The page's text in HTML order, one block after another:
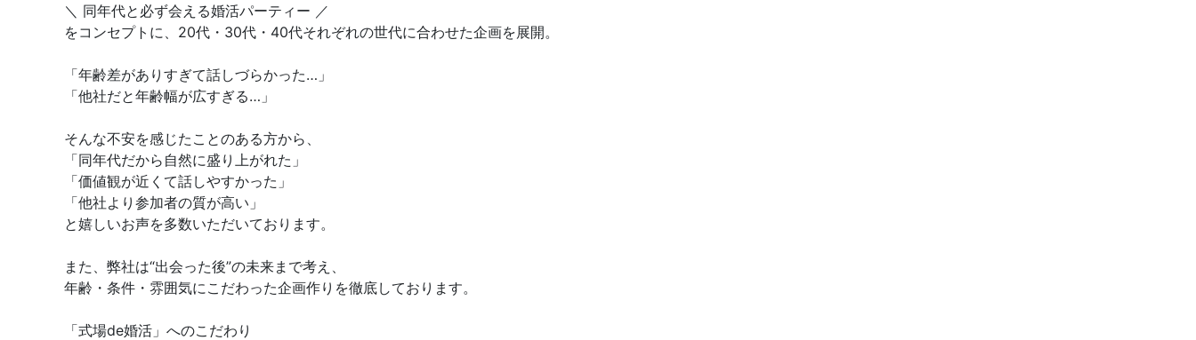
＼ 同年代と必ず会える婚活パーティー ／
をコンセプトに、20代・30代・40代それぞれの世代に合わせた企画を展開。
「年齢差がありすぎて話しづらかった…」
「他社だと年齢幅が広すぎる…」
そんな不安を感じたことのある方から、
「同年代だから自然に盛り上がれた」
「価値観が近くて話しやすかった」
「他社より参加者の質が高い」
と嬉しいお声を多数いただいております。
また、弊社は“出会った後”の未来まで考え、
年齢・条件・雰囲気にこだわった企画作りを徹底しております。
「式場de婚活」へのこだわり